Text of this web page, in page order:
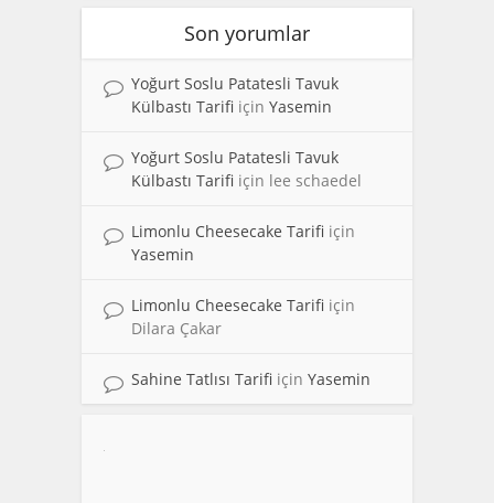
Son yorumlar
Yoğurt Soslu Patatesli Tavuk
Külbastı Tarifi için Yasemin
Yoğurt Soslu Patatesli Tavuk
Külbastı Tarifi için lee schaedel
Limonlu Cheesecake Tarifi için
Yasemin
Limonlu Cheesecake Tarifi için
Dilara Çakar
Sahine Tatlısı Tarifi için Yasemin